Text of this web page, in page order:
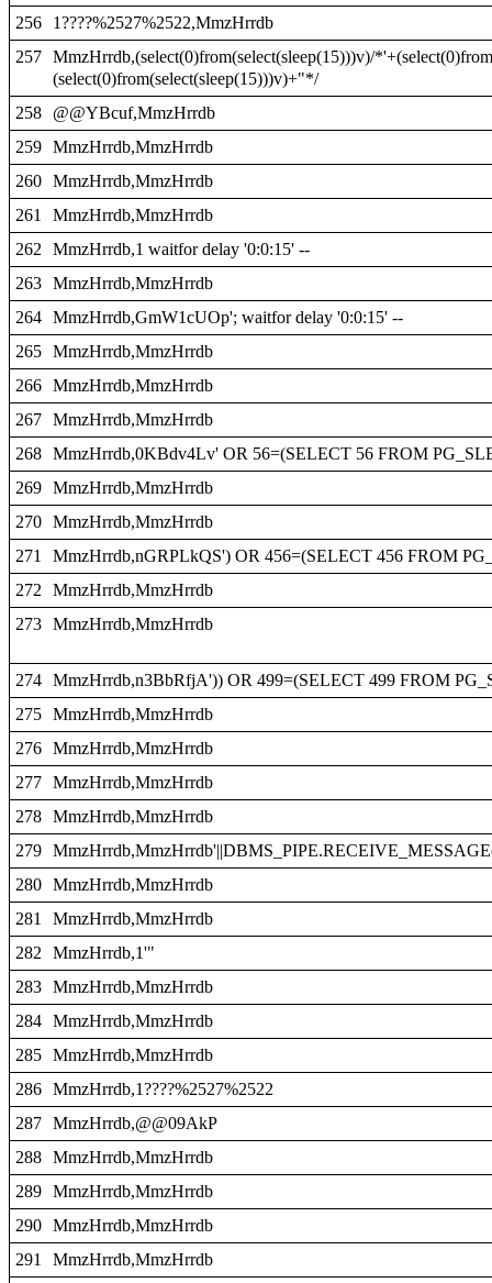
256
1????%2527%2522,MmzHrrdb
257 MmzHrrdb,(select(0)from(select(sleep(15)))v)/
(select(0)from(select(sleep(15)))v)+"*/
258
@@YBcuf,MmzHrrdb
259 MmzHrrdb,MmzHrrdb
260 MmzHrrdb,MmzHrrdb
261
MmzHrrdb,MmzHrrdb
262
MmzHrrdb,1 waitfor delay '0:0:15' --
263 MmzHrrdb,MmzHrrdb
264 MmzHrrdb,GmW1cUOp'; waitfor delay '0:0:15' --
265 MmzHrrdb,MmzHrrdb
266 MmzHrrdb,MmzHrrdb
267 MmzHrrdb,MmzHrrdb
268 MmzHrrdb,0KBdv4Lv' OR 56=(SELECT 56 FROM
269 MmzHrrdb,MmzHrrdb
270 MmzHrrdb,MmzHrrdb
271
MmzHrrdb,nGRPLkQS') OR 456=(SELECT 456 FROM
272
MmzHrrdb,MmzHrrdb
273 MmzHrrdb,MmzHrrdb
274 MmzHrrdb,n3BbRfjA')) OR 499=(SELECT 499 FROM
275 MmzHrrdb,MmzHrrdb
276 MmzHrrdb,MmzHrrdb
277 MmzHrrdb,MmzHrrdb
278 MmzHrrdb,MmzHrrdb
279
280 MmzHrrdb,MmzHrrdb
281
MmzHrrdb,MmzHrrdb
282
MmzHrrdb,1'"
283 MmzHrrdb,MmzHrrdb
284 MmzHrrdb,MmzHrrdb
285 MmzHrrdb,MmzHrrdb
286 MmzHrrdb,1????%2527%2522
287 MmzHrrdb,@@09AkP
288 MmzHrrdb,MmzHrrdb
289 MmzHrrdb,MmzHrrdb
290 MmzHrrdb,MmzHrrdb
291
MmzHrrdb,MmzHrrdb